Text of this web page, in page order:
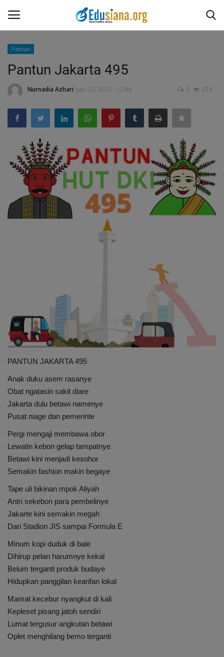
Home
Redaksi
Kesehatan
Pantun
Puisi
Reportase
Galleri
Pantun
Pantun Jakarta 495
Nurnadia Azhari Juni 22, 2022 - 12:46 0 274
PANTUN JAKARTA 495
Anak duku asem rasanye
Obat ngatasin sakit diare
Jakarta dulu betawi namenye
Pusat niage dan pemerinte
Pergi mengaji membawa obor
Lewatin kebon gelap tampatnye
Betawi kini menjadi kesohor
Semakin fashion makin begaye
Tape uli bikinan mpok Aliyah
Antri sekebon para pembelinye
Jakarte kini semakin megah
Dari Stadion JIS sampai Formula E
Minum kopi duduk di bale
Dihirup pelan harumnye kekal
Belum terganti produk budaye
Hidupkan panggilan kearifan lokal
Mamat kecebur nyangkut di kali
Kepleset pisang jatoh sendiri
Lumat tergusur angkutan betawi
Oplet menghilang bemo terganti